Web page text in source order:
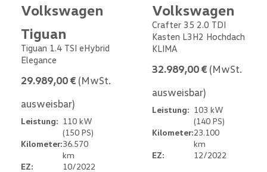
Volkswagen
Tiguan
Tiguan 1.4 TSI eHybrid
Elegance
29.989,00 € (MwSt.
ausweisbar)
Leistung: 110 kW
(150 PS)
Kilometer:36.570
km
EZ:
10/2022
Volkswagen
Crafter 35 2.0 TDI
Kasten L3H2 Hochdach
KLIMA
32.989,00 € (MwSt.
ausweisbar)
Leistung: 103 kW
(140 PS)
Kilometer:23.100
km
EZ:
12/2022